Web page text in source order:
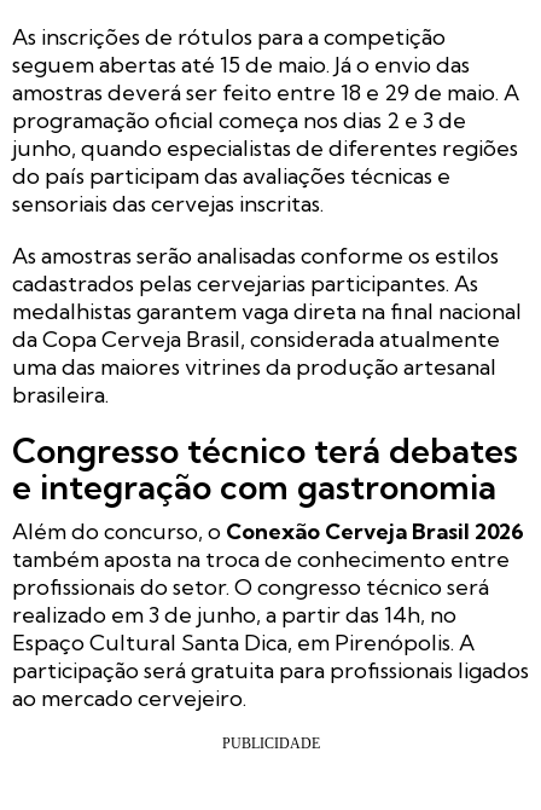
As inscrições de rótulos para a competição
seguem abertas até 15 de maio. Já o envio das
amostras deverá ser feito entre 18 e 29 de maio. A
programação oficial começa nos dias 2 e 3 de
junho, quando especialistas de diferentes regiões
do país participam das avaliações técnicas e
sensoriais das cervejas inscritas.
As amostras serão analisadas conforme os estilos
cadastrados pelas cervejarias participantes. As
medalhistas garantem vaga direta na final nacional
da Copa Cerveja Brasil, considerada atualmente
uma das maiores vitrines da produção artesanal
brasileira.
Congresso técnico terá debates
e integração com gastronomia
Além do concurso, o Conexão Cerveja Brasil 2026
também aposta na troca de conhecimento entre
profissionais do setor. O congresso técnico será
realizado em 3 de junho, a partir das 14h, no
Espaço Cultural Santa Dica, em Pirenópolis. A
participação será gratuita para profissionais ligados
ao mercado cervejeiro.